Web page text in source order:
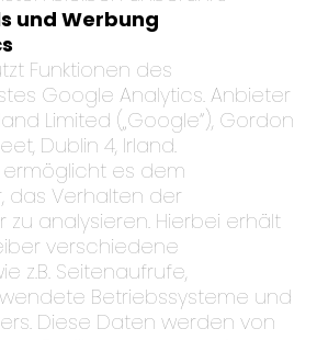
und Werbung
Funktionen des
Google Analytics. Anbieter
Limited („Google“), Gordon
Dublin 4, Irland.
es dem
das Verhalten der
analysieren. Hierbei erhält
verschiedene
z.B. Seitenaufrufe,
Betriebssysteme und
Diese Daten werden von